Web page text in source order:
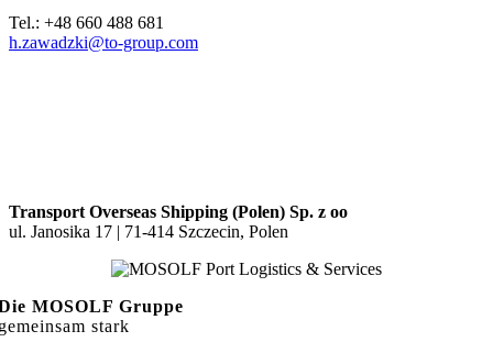
Tel.: +48 660 488 681
h.zawadzki@to-group.com
Transport Overseas Shipping (Polen) Sp. z oo
ul. Janosika 17 | 71-414 Szczecin, Polen
MOSOLF Gruppe
stark